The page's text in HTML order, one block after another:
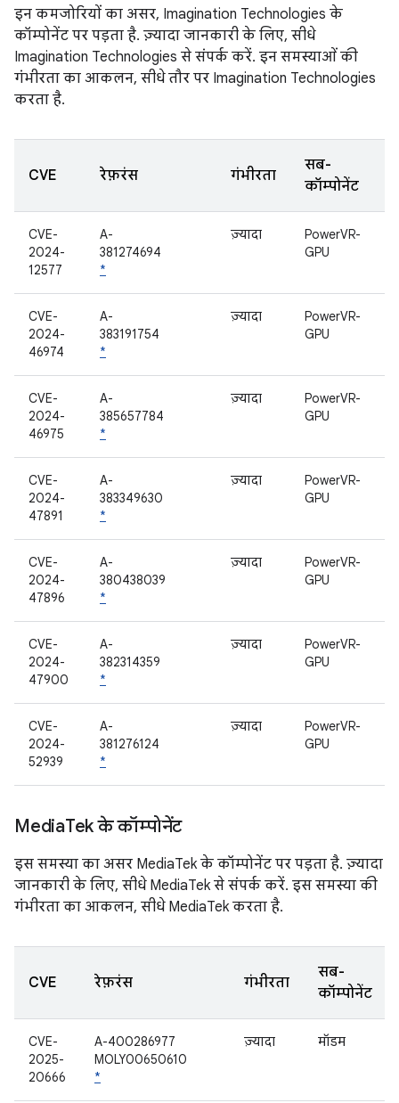
इन कमजोरियों का असर, Imagination Technologies के
कॉम्पोनेंट पर पड़ता है. ज़्यादा जानकारी के लिए, सीधे
Imagination Technologies से संपर्क करें. इन समस्याओं की
गंभीरता का आकलन, सीधे तौर पर Imagination Technologies
करता है.
CVE रेफ़रंस गंभीरता
सब-
कॉम्पोनेंट
CVE-
2024-
12577
A-
381274694
*
ज़्यादा
PowerVR-
GPU
CVE-
2024-
46974
A-
383191754
*
ज़्यादा
PowerVR-
GPU
CVE-
2024-
46975
A-
385657784
*
ज़्यादा
PowerVR-
GPU
CVE-
2024-
47891
A-
383349630
*
ज़्यादा
PowerVR-
GPU
CVE-
2024-
47896
A-
380438039
*
ज़्यादा
PowerVR-
GPU
CVE-
2024-
47900
A-
382314359
*
ज़्यादा
PowerVR-
GPU
CVE-
2024-
52939
A-
381276124
*
ज़्यादा
PowerVR-
GPU
MediaTek के कॉम्पोनेंट
इस समस्या का असर MediaTek के कॉम्पोनेंट पर पड़ता है. ज़्यादा
जानकारी के लिए, सीधे MediaTek से संपर्क करें. इस समस्या की
गंभीरता का आकलन, सीधे MediaTek करता है.
CVE रेफ़रंस गंभीरता
सब-
कॉम्पोनेंट
CVE-
2025-
20666
A-400286977
MOLY00650610
*
ज़्यादा मॉडम